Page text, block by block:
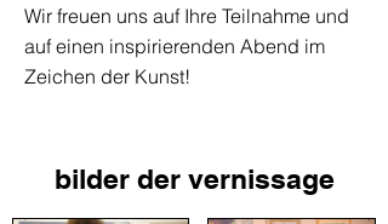
Wir freuen uns auf Ihre Teilnahme und
auf einen inspirierenden Abend im
Zeichen der Kunst!
bilder der vernissage